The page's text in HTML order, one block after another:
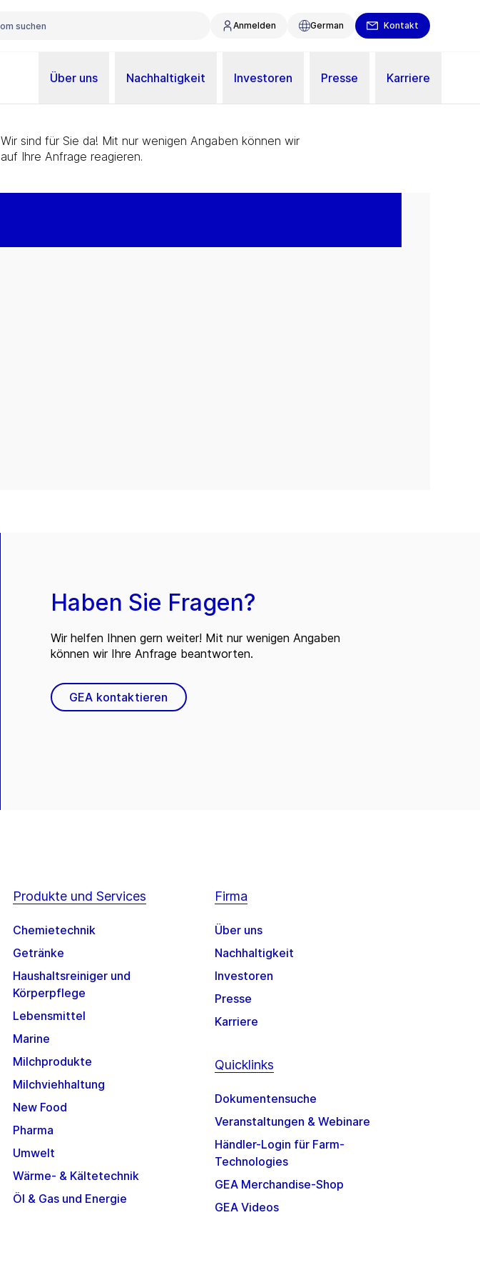
Anmelden German Kontakt
Über uns Nachhaltigkeit Investoren Presse Karriere
Wir sind für Sie da! Mit nur wenigen Angaben können wir
auf Ihre Anfrage reagieren.
Haben Sie Fragen?
Wir helfen Ihnen gern weiter! Mit nur wenigen Angaben
können wir Ihre Anfrage beantworten.
GEA kontaktieren
Produkte und Services
Chemietechnik
Getränke
Haushaltsreiniger und
Körperpflege
Lebensmittel
Marine
Milchprodukte
Milchviehhaltung
New Food
Pharma
Umwelt
Wärme- & Kältetechnik
Öl & Gas und Energie
Firma
Über uns
Nachhaltigkeit
Investoren
Presse
Karriere
Quicklinks
Dokumentensuche
Veranstaltungen & Webinare
Händler-Login für Farm-
Technologies
GEA Merchandise-Shop
GEA Videos